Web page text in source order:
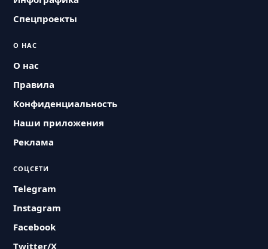
Спецпроекты
О НАС
О нас
Правила
Конфиденциальность
Наши приложения
Реклама
СОЦСЕТИ
Telegram
Instagram
Facebook
Twitter/X